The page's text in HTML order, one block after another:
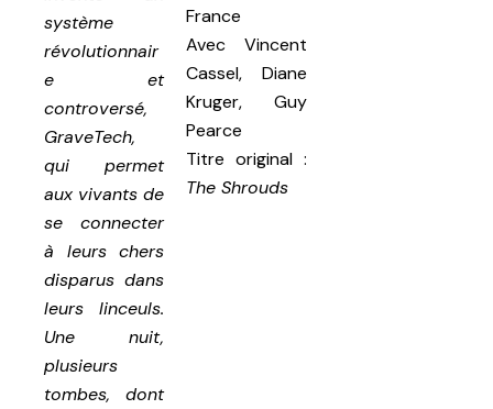
système
révolutionnair
e et
controversé,
GraveTech,
qui permet
aux vivants de
se connecter
à leurs chers
disparus dans
leurs linceuls.
Une nuit,
plusieurs
tombes, dont
France
Avec Vincent
Cassel, Diane
Kruger, Guy
Pearce
Titre original :
The Shrouds